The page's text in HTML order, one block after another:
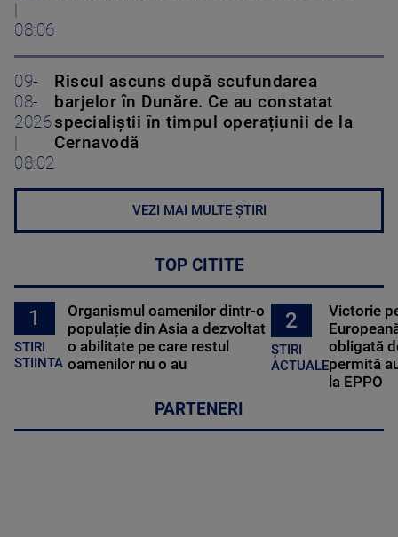
08:06
09-
08-
2026
08:02
Riscul ascuns după scufundarea
barjelor în Dunăre. Ce au constatat
specialiștii în timpul operațiunii de la
Cernavodă
VEZI MAI MULTE ȘTIRI
TOP CITITE
1
STIRI
STIINTA
Organismul oamenilor dintr-o
populație din Asia a dezvoltat
o abilitate pe care restul
oamenilor nu o au
2
ȘTIRI
ACTUALE
Victorie
obligată
permită
la EPPO
PARTENERI